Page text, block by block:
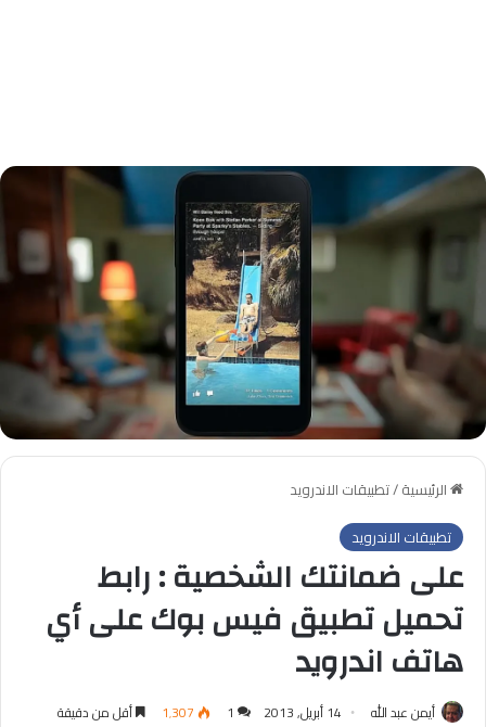
الرئيسية/تطبيقات الاندرويد
تطبيقات الاندرويد
على ضمانتك الشخصية : رابط
تحميل تطبيق فيس بوك على أي
هاتف اندرويد
أيمن عبد الله 14 أبريل, 2013 1 1٬307 أقل من دقيقة